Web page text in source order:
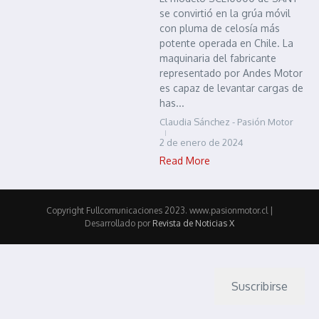
se convirtió en la grúa móvil
con pluma de celosía más
potente operada en Chile. La
maquinaria del fabricante
representado por Andes Motor
es capaz de levantar cargas de
has...
Claudia Sánchez - Pasión Motor
2 de enero de 2024
Read More
Copyright Fullcomunicaciones 2023. www.pasionmotor.cl |
Desarrollado por Revista de Noticias X
Suscribirse